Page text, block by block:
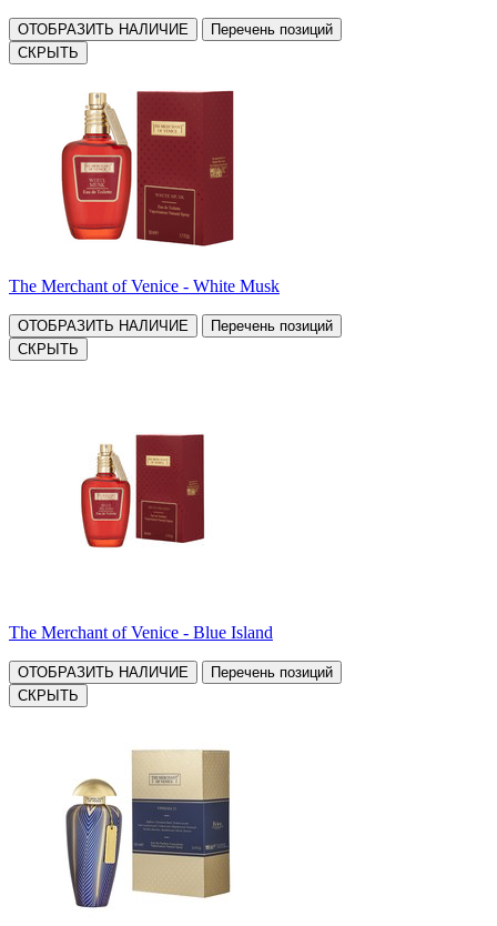
ОТОБРАЗИТЬ НАЛИЧИЕ
Перечень позиций
СКРЫТЬ
The Merchant of Venice - White Musk
ОТОБРАЗИТЬ НАЛИЧИЕ
Перечень позиций
СКРЫТЬ
The Merchant of Venice - Blue Island
ОТОБРАЗИТЬ НАЛИЧИЕ
Перечень позиций
СКРЫТЬ